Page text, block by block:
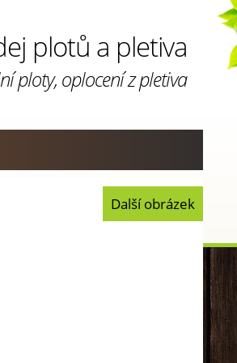
plotů a pletiva
ploty, oplocení z pletiva
Další obrázek